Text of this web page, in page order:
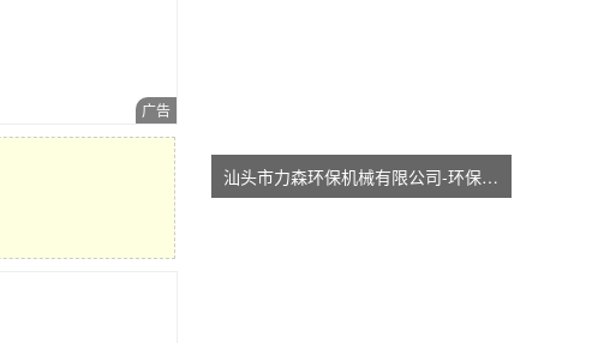
汕头市力森环保机械有限公司-环保分切机-汕头涂布机